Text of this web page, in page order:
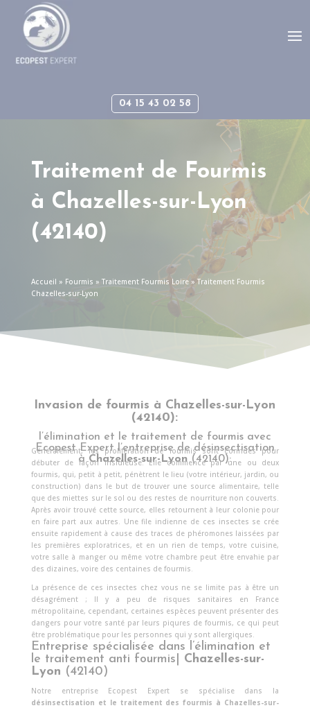
04 15 43 02 58
Traitement de Fourmis
à Chazelles-sur-Lyon
(42140)
Accueil » Fourmis » Traitement Fourmis Loire» Traitement Fourmis
Chazelles-sur-Lyon
Invasion de fourmis à Chazelles-sur-Lyon
(42140):
l’élimination et le traitement de fourmis avec
Ecopest Expert l’entreprise de désinsectisation
àChazelles-sur-Lyon(42140):
Généralement, les prolifération de fourmis sont connues pour
débuter de façon insidieuse. Elle commence par une ou deux
fourmis, qui, petit à petit, pénètrent le lieu (votre intérieur, jardin, ou
construction) dans le but de trouver une source alimentaire, telle
que des miettes sur le sol ou des restes de nourriture non couverts.
Après avoir trouvé cette source, elles retournent à leur colonie pour
en faire part aux autres. Une file indienne de ces insectes se crée
ensuite rapidement à cause des traces de phéromones laissées par
les premières exploratrices, et en un rien de temps, votre cuisine,
votre salle à manger ou même votre chambre peut être envahie par
des dizaines, voire des centaines de fourmis.
La présence de ces insectes chez vous ne se limite pas à être un
désagrément ; Il y a peu de risques sanitaires en France
métropolitaine, cependant, certaines espèces peuvent présenter des
dangers pour votre santé par leurs piqures de fourmis, ce qui peut
être problématique pour les personnes qui y sont allergiques.
Entreprise spécialisée dans l’élimination et
le traitement anti fourmis| Chazelles-sur-
Lyon (42140)
Notre entreprise Ecopest Expert se spécialise dans la
désinsectisation et le traitement des fourmis à Chazelles-sur-
Panneau de gestion des cookies